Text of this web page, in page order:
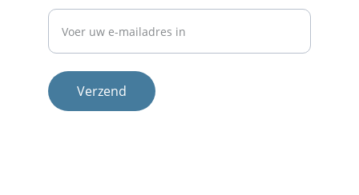
Verzend